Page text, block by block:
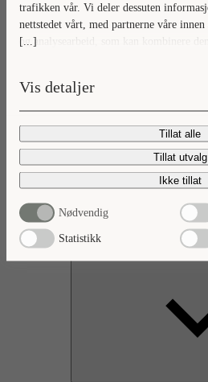
[...]
trafikken vår. Vi deler dessuten
nettstedet vårt, med partnerne våre
og analysearbeid, som kan kombinere
Vis detaljer
Tillat alle
Tillat utvalg
Ikke tillat
Nødvendig
Statistikk
Baderomsnyheter
Vaskeromsnyheter